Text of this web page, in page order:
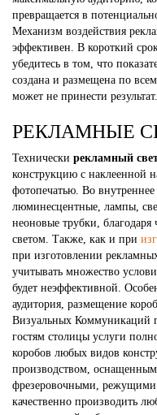
превращается в
Механизм воздействия
эффективен. В короткий
убедитесь в том, что
создана и размещена по
может не принести результат.
РЕКЛАМНЫЕ
Технически рекламный
конструкцию с наклеенной
фотопечатью. Во
люминесцентные, лампы,
неоновые трубки,
светом. Также, как и при
при изготовлении
учитывать множество
будет неэффективной.
аудитория, размещение
Визуальных Коммуникаций
гостям столицы услуги
коробов любых видов
производством,
фрезеровочными,
качественно производить